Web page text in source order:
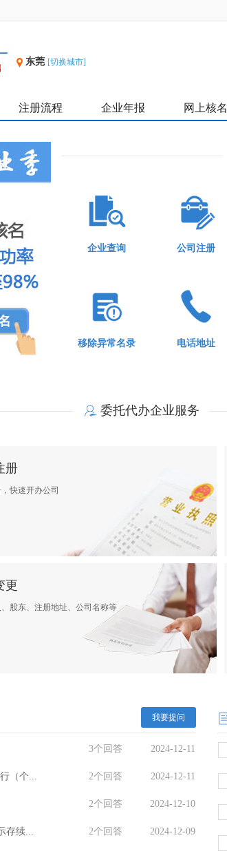
东莞 [切换城市]
注册流程 企业年报 网上核名
企业查询 公司注册
移除异常名录 电话地址
委托代办企业服务
册
快速开办公司
更
股东、注册地址、公司名称等
我要提问
3个回答 2024-12-11
（个... 2个回答 2024-12-11
2个回答 2024-12-10
存续... 2个回答 2024-12-09